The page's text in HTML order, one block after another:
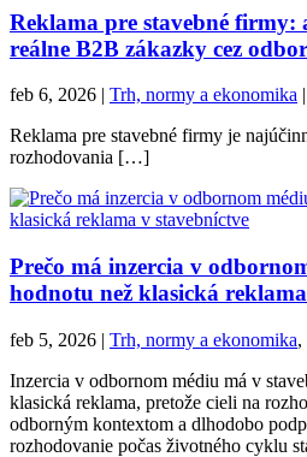
Reklama pre stavebné
reálne B2B zákazky cez
feb 6, 2026 | Trh, normy a ekonomika |
Reklama pre stavebné firmy je
rozhodovania […]
Prečo má inzercia v
hodnotu než klasická
feb 5, 2026 | Trh, normy a ekonomika,
Inzercia v odbornom médiu má v
klasická reklama, pretože cieli na
odborným kontextom a dlhodobo
rozhodovanie počas životného cyklu